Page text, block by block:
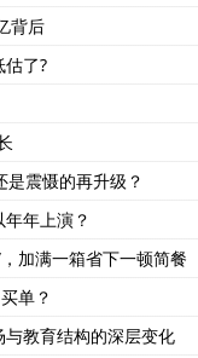
背后
估了?
是震慑的再升级？
年上演？
加满一箱省下一顿简餐
单？
与教育结构的深层变化